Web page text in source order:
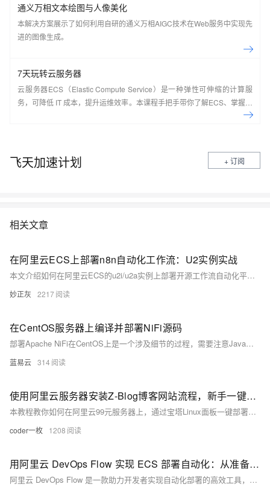
通义万相文本绘图与人像美化
本解决方案展示了如何利用自研的通义万相AIGC技术在Web服务中实现先
进的图像生成。
7天玩转云服务器
云服务器ECS（Elastic Compute Service）是一种弹性可伸缩的计算服
务，可降低 IT 成本，提升运维效率。本课程手把手带你了解ECS、掌握基
本操作、动手实操快照管理、镜像管理等。了解产品详
飞天加速计划 + 订阅
相关文章
在阿里云ECS上部署n8n自动化工作流：U2实例实战
本文介绍如何在阿里云ECS的u2i/u2a实例上部署开源工作流自动化平台n8n，利用Docker快速搭建并配置定时任务，实现如每日抓取MuleRun新AI Agent并推送通知等自动化流程。内容涵盖环境准备、安全组设置、实战案例与优化建议，助力高效构建低维护成本的自动化系统。
妙正灰 2217
在CentOS服务器上编译并部署NiFi源码
部署Apache NiFi在CentOS上是一个涉及细节的过程，需要注意Java环境、源码编译、配置调整等多个方面。遵循上述步骤，可以在CentOS服务器上成功部署和配置Apache NiFi，从而高效地处理和分发数据。
蓝易云 314
使用阿里云服务器安装Z-Blog博客网站流程，新手一键部署教程
本教程教你如何在阿里云99元服务器上，通过宝塔Linux面板一键部署Z-Blog博客。基于CentOS 7.9系统，从远程连接、安装宝塔面板、开放端口到部署Z-Blog全流程详解，操作简单，新手也能轻松搭建个人博客网站。
coder一枚 1208
用阿里云 DevOps Flow 实现 ECS 部署自动化：从准备到落地的完整指南
阿里云 DevOps Flow 是一款助力开发者实现自动化部署的高效工具，支持代码流水线构建、测试与部署至ECS实例，显著提升交付效率与稳定性。本文详解如何通过 Flow 自动部署 Bash 脚本至 ECS，涵盖环境准备、流水线搭建、源码接入、部署流程设计及结果验证，助你快速上手云上自动化运维。